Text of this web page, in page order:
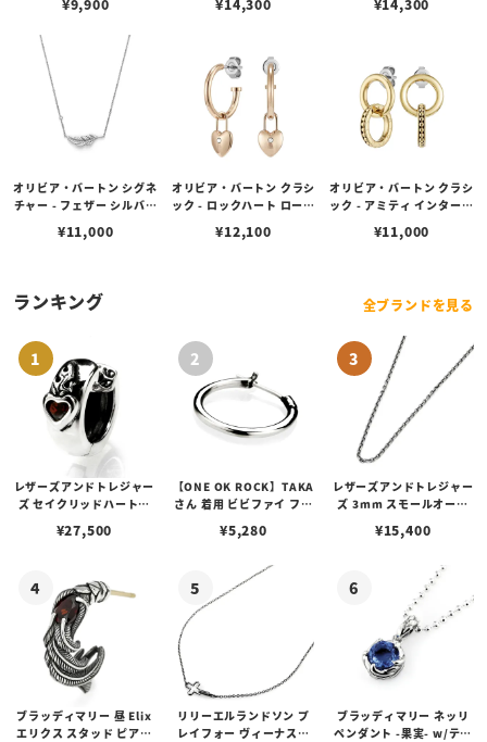
ング ピアス
¥9,900
レット
¥14,300
ピアス セット
¥14,300
オリビア・バートン シグネ
チャー - フェザー シルバー
¥11,000
オリビア・バートン クラシ
ック - ロックハート ローズ
¥12,100
オリビア・バートン クラシ
ック - アミティ インターロ
¥11,000
ランキング 全ブランドを見る
レザーズアンドトレジャー
ズ セイクリッドハートピ
¥27,500
【ONE OK ROCK】TAKA
さん 着用 ビビファイ フー
¥5,280
レザーズアンドトレジャー
ズ 3mm スモールオーバ
ブスタークラスプ＆LTロ
¥15,400
ブラッディマリー 昼 Elix
エリクス スタッド ピアス
リリーエルランドソン プ
レイフォー ヴィーナスチ
ブラッディマリー ネッリ
ペンダント -果実- w/ティ